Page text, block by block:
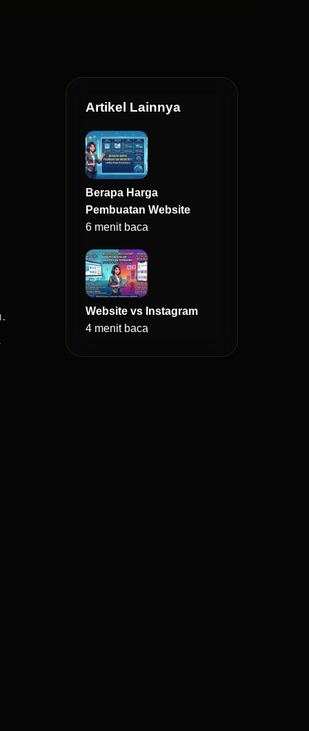
Artikel Lainnya
Berapa Harga
Pembuatan Website
6 menit baca
Website vs Instagram
4 menit baca